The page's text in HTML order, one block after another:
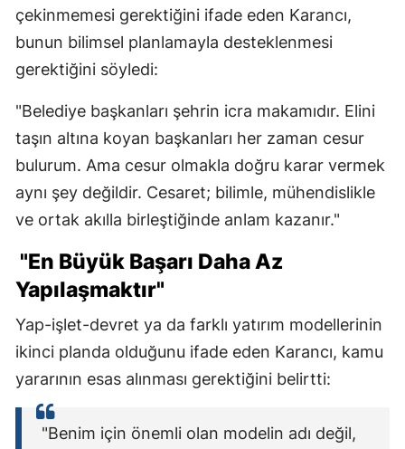
çekinmemesi gerektiğini ifade eden Karancı,
bunun bilimsel planlamayla desteklenmesi
gerektiğini söyledi:
"Belediye başkanları şehrin icra makamıdır. Elini
taşın altına koyan başkanları her zaman cesur
bulurum. Ama cesur olmakla doğru karar vermek
aynı şey değildir. Cesaret; bilimle, mühendislikle
ve ortak akılla birleştiğinde anlam kazanır."
"En Büyük Başarı Daha Az
Yapılaşmaktır"
Yap-işlet-devret ya da farklı yatırım modellerinin
ikinci planda olduğunu ifade eden Karancı, kamu
yararının esas alınması gerektiğini belirtti:
"Benim için önemli olan modelin adı değil,